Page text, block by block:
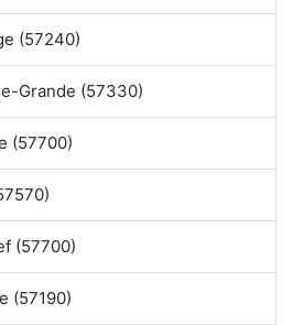
(57240)
Grande (57330)
(57700)
(57700)
(57190)